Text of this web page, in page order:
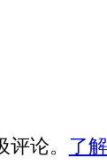
论。 了